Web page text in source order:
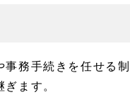
務手続きを任せる制
ます。